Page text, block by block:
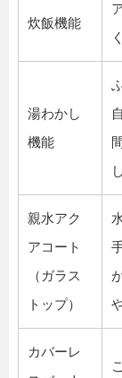
炊飯機能
湯わかし
機能
親水アク
アコート
（ガラス
トップ）
カバーレ